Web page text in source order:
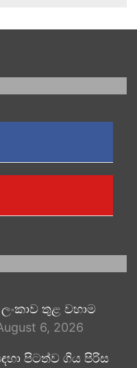
තුළ වහාම
6, 2026
පිටත්ව ගිය පිරිස